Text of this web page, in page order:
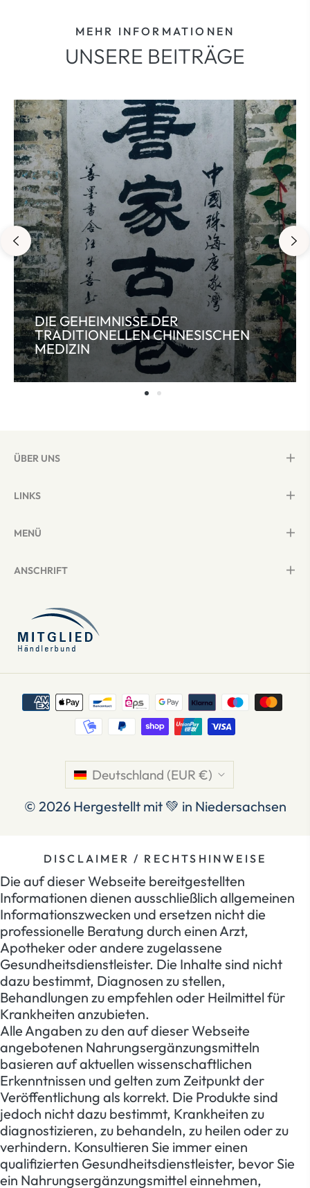
MEHR INFORMATIONEN
UNSERE BEITRÄGE
DIE GEHEIMNISSE DER
TRADITIONELLEN CHINESISCHEN
MEDIZIN
ÜBER UNS
LINKS
MENÜ
ANSCHRIFT
Deutschland (EUR €)
© 2026 Hergestellt mit 💚 in Niedersachsen
DISCLAIMER / RECHTSHINWEISE
Die auf dieser Webseite bereitgestellten
Informationen dienen ausschließlich allgemeinen
Informationszwecken und ersetzen nicht die
professionelle Beratung durch einen Arzt,
Apotheker oder andere zugelassene
Gesundheitsdienstleister. Die Inhalte sind nicht
dazu bestimmt, Diagnosen zu stellen,
Behandlungen zu empfehlen oder Heilmittel für
Krankheiten anzubieten.
Alle Angaben zu den auf dieser Webseite
angebotenen Nahrungsergänzungsmitteln
basieren auf aktuellen wissenschaftlichen
Erkenntnissen und gelten zum Zeitpunkt der
Veröffentlichung als korrekt. Die Produkte sind
jedoch nicht dazu bestimmt, Krankheiten zu
diagnostizieren, zu behandeln, zu heilen oder zu
verhindern. Konsultieren Sie immer einen
qualifizierten Gesundheitsdienstleister, bevor Sie
ein Nahrungsergänzungsmittel einnehmen,